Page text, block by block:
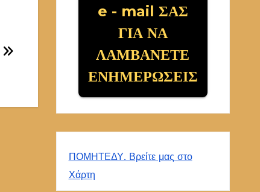
ΠΟΜΗΤΕΔΥ. Βρείτε μας στο
Χάρτη